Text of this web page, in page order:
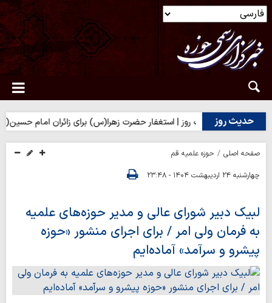
حدیث روز
حدیث روز | استغفار حضرت زهرا(س) برای زائران امام حسین(ع)
صفحه اصلی
حوزه علمیه قم
چهارشنبه ۲۴ اردیبهشت ۱۴۰۴ - ۲۳:۴۸
لبیک دبیر شورای عالی و مدیر حوزه‌های علمیه
به فرمان ولی امر / برای اجرای منشور «حوزه
پیشرو و سرآمد» آماده‌ایم